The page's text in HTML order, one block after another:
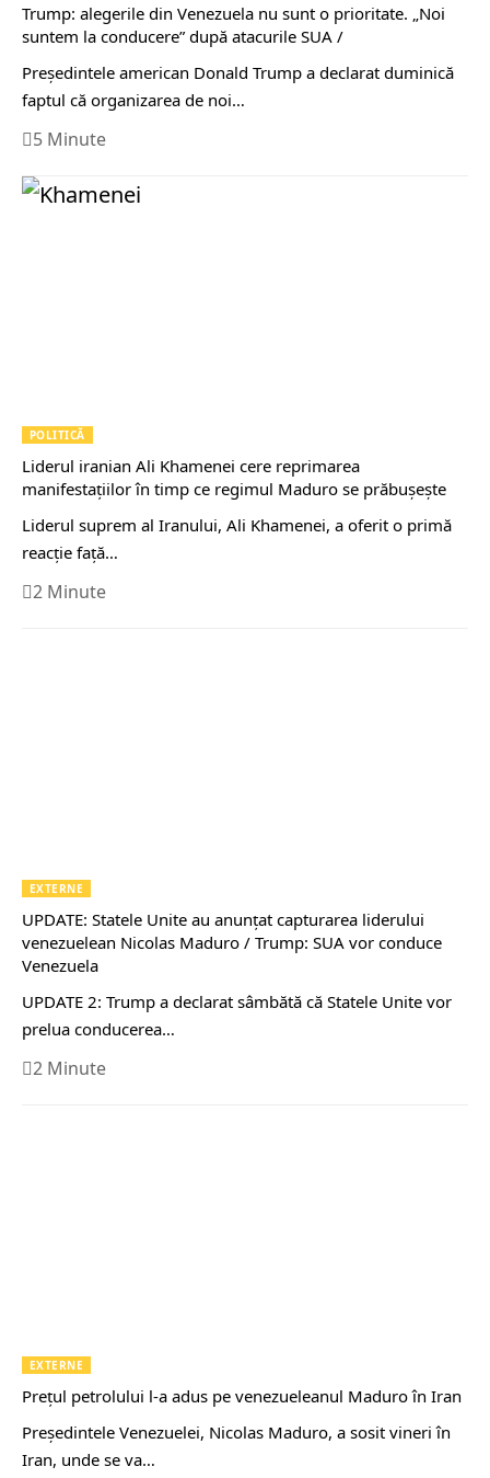
Trump: alegerile din Venezuela nu sunt o prioritate. „Noi
suntem la conducere” după atacurile SUA /
Președintele american Donald Trump a declarat duminică
faptul că organizarea de noi…
5 Minute
POLITICĂ
Liderul iranian Ali Khamenei cere reprimarea
manifestațiilor în timp ce regimul Maduro se prăbușește
Liderul suprem al Iranului, Ali Khamenei, a oferit o primă
reacție față…
2 Minute
EXTERNE
UPDATE: Statele Unite au anunțat capturarea liderului
venezuelean Nicolas Maduro / Trump: SUA vor conduce
Venezuela
UPDATE 2: Trump a declarat sâmbătă că Statele Unite vor
prelua conducerea…
2 Minute
EXTERNE
Prețul petrolului l-a adus pe venezueleanul Maduro în Iran
Preşedintele Venezuelei, Nicolas Maduro, a sosit vineri în
Iran, unde se va…